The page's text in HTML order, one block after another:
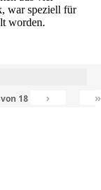
war speziell für
worden.
von 18 › »